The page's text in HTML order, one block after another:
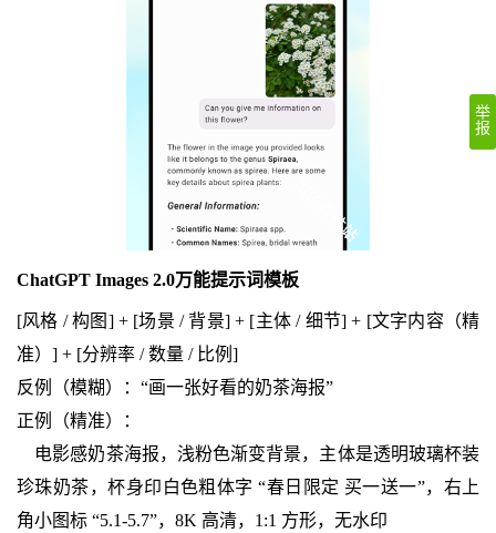
ChatGPT Images 2.0万能提示词模板
[风格 / 构图] + [场景 / 背景] + [主体 / 细节] + [文字内容（精
准）] + [分辨率 / 数量 / 比例]
反例（模糊）：“画一张好看的奶茶海报”
正例（精准）：
电影感奶茶海报，浅粉色渐变背景，主体是透明玻璃杯装
珍珠奶茶，杯身印白色粗体字 “春日限定 买一送一”，右上
角小图标 “5.1-5.7”，8K 高清，1:1 方形，无水印
举
报